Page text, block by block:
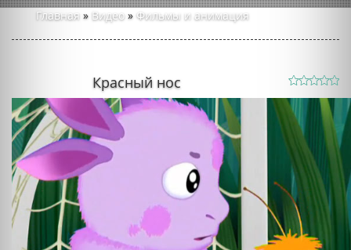
Главная » Видео » Фильмы и анимация
Красный нос